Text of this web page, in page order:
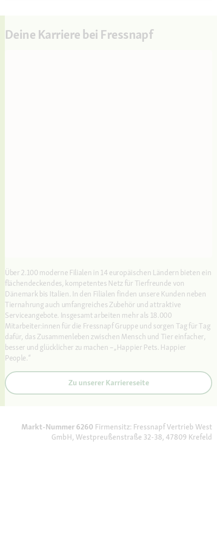
Deine Karriere bei Fressnapf
Über 2.100 moderne Filialen in 14 europäischen Ländern bieten ein
flächendeckendes, kompetentes Netz für Tierfreunde von
Dänemark bis Italien. In den Filialen finden unsere Kunden neben
Tiernahrung auch umfangreiches Zubehör und attraktive
Serviceangebote. Insgesamt arbeiten mehr als 18.000
Mitarbeiter:innen für die Fressnapf Gruppe und sorgen Tag für Tag
dafür, das Zusammenleben zwischen Mensch und Tier einfacher,
besser und glücklicher zu machen –„Happier Pets. Happier
People.“
Zu unserer Karriereseite
Markt-Nummer 6260 Firmensitz: Fressnapf Vertrieb West
GmbH, Westpreußenstraße 32-38, 47809 Krefeld